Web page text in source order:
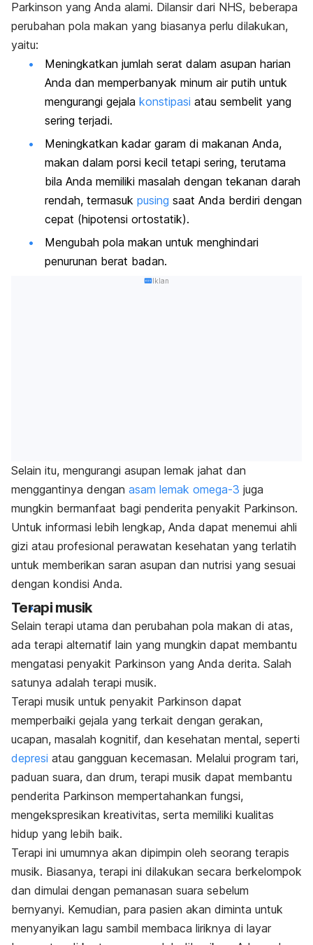
Parkinson yang Anda alami. Dilansir dari NHS, beberapa
perubahan pola makan yang biasanya perlu dilakukan,
yaitu:
Meningkatkan jumlah serat dalam asupan harian
Anda dan memperbanyak minum air putih untuk
mengurangi gejala konstipasi atau sembelit yang
sering terjadi.
Meningkatkan kadar garam di makanan Anda,
makan dalam porsi kecil tetapi sering, terutama
bila Anda memiliki masalah dengan tekanan darah
rendah, termasuk pusing saat Anda berdiri dengan
cepat (hipotensi ortostatik).
Mengubah pola makan untuk menghindari
penurunan berat badan.
Iklan
Selain itu, mengurangi asupan lemak jahat dan
menggantinya dengan asam lemak omega-3 juga
mungkin bermanfaat bagi penderita penyakit Parkinson.
Untuk informasi lebih lengkap, Anda dapat menemui ahli
gizi atau profesional perawatan kesehatan yang terlatih
untuk memberikan saran asupan dan nutrisi yang sesuai
dengan kondisi Anda.
Terapi musik
Selain terapi utama dan perubahan pola makan di atas,
ada terapi alternatif lain yang mungkin dapat membantu
mengatasi penyakit Parkinson yang Anda derita. Salah
satunya adalah terapi musik.
Terapi musik untuk penyakit Parkinson dapat
memperbaiki gejala yang terkait dengan gerakan,
ucapan, masalah kognitif, dan kesehatan mental, seperti
depresi atau gangguan kecemasan. Melalui program tari,
paduan suara, dan drum, terapi musik dapat membantu
penderita Parkinson mempertahankan fungsi,
mengekspresikan kreativitas, serta memiliki kualitas
hidup yang lebih baik.
Terapi ini umumnya akan dipimpin oleh seorang terapis
musik. Biasanya, terapi ini dilakukan secara berkelompok
dan dimulai dengan pemanasan suara sebelum
bernyanyi. Kemudian, para pasien akan diminta untuk
menyanyikan lagu sambil membaca liriknya di layar